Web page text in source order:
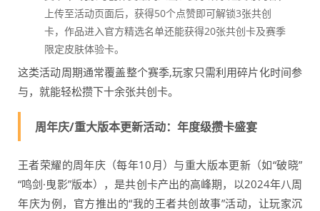
上传至活动页面后，获得50个点赞即可解锁3张共创
卡，作品进入官方精选名单还能获得20张共创卡及赛季
限定皮肤体验卡。
这类活动周期通常覆盖整个赛季,玩家只需利用碎片化时间参
与，就能轻松攒下十余张共创卡。
周年庆/重大版本更新活动：年度级攒卡盛宴
王者荣耀的周年庆（每年10月）与重大版本更新（如“破晓”
“鸣剑·曳影”版本），是共创卡产出的高峰期，以2024年八周
年庆为例，官方推出的“我的王者共创故事”活动，让玩家沉